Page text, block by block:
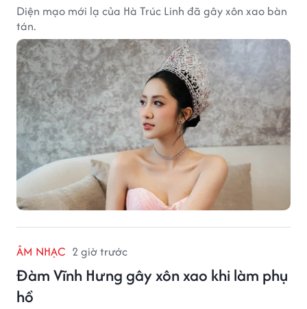
Diện mạo mới lạ của Hà Trúc Linh đã gây xôn xao bàn
tán.
ÂM NHẠC 2 giờ trước
Đàm Vĩnh Hưng gây xôn xao khi làm phụ
hồ